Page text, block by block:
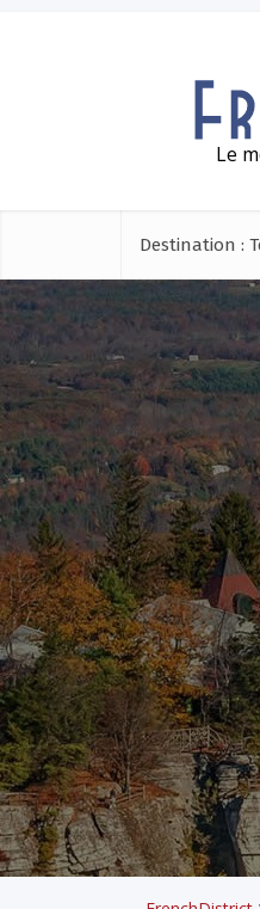
Le
Destination :